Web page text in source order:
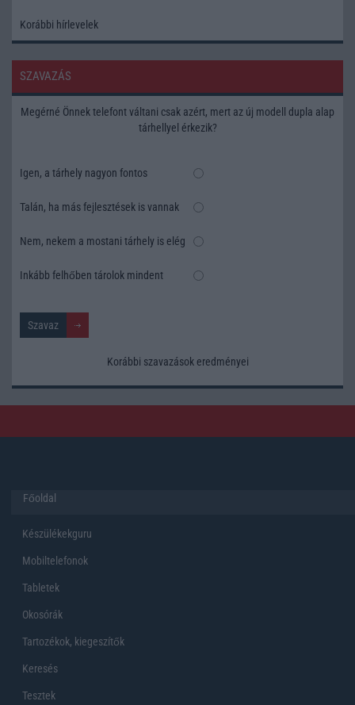
Korábbi hírlevelek
SZAVAZÁS
Megérné Önnek telefont váltani csak azért, mert az új modell dupla alap
tárhellyel érkezik?
Igen, a tárhely nagyon fontos
Talán, ha más fejlesztések is vannak
Nem, nekem a mostani tárhely is elég
Inkább felhőben tárolok mindent
Korábbi szavazások eredményei
Főoldal
Készülékekguru
Mobiltelefonok
Tabletek
Okosórák
Tartozékok, kiegeszítők
Keresés
Tesztek